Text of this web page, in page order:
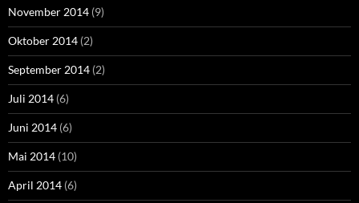
November 2014 (9)
Oktober 2014 (2)
September 2014 (2)
Juli 2014 (6)
Juni 2014 (6)
Mai 2014 (10)
April 2014 (6)